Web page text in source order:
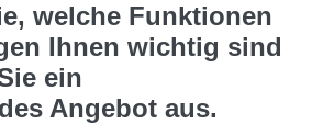
welche Funktionen
Ihnen wichtig sind
ein
Angebot aus.